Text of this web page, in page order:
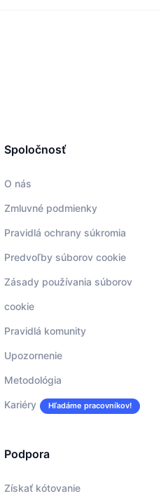
Spoločnosť
O nás
Zmluvné podmienky
Pravidlá ochrany súkromia
Predvoľby súborov cookie
Zásady používania súborov
cookie
Pravidlá komunity
Upozornenie
Metodológia
Kariéry Hľadáme pracovníkov!
Podpora
Získať kótovanie